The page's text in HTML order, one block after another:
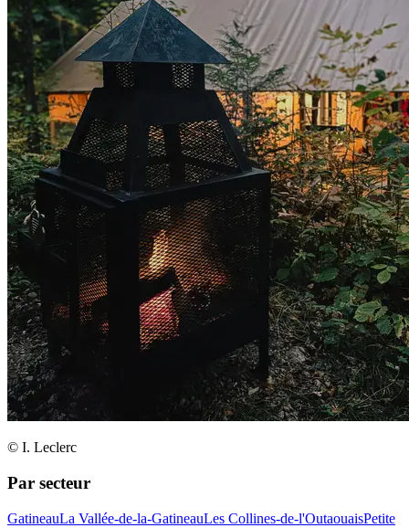
© I. Leclerc
Par secteur
GatineauLa Vallée-de-la-GatineauLes Collines-de-l'OutaouaisPetite